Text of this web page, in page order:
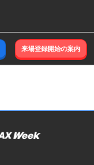
来場登録開始の案内